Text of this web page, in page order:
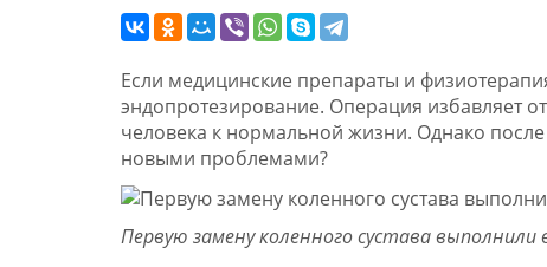
Если медицинские препараты и
эндопротезирование. Операция избавляет
человека к нормальной жизни. Однако
новыми проблемами?
Первую замену коленного сустава выполнили